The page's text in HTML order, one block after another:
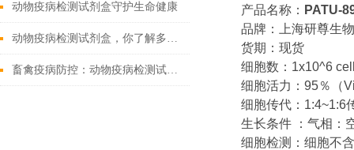
动物疫病检测试剂盒守护生命健康
动物疫病检测试剂盒，你了解多少？
畜禽疫病防控：动物疫病检测试剂盒的核心作用
产品名称： PATU-
品牌：上海研尊生物
货期：现货
细胞数：1x10^6
细胞活力：95％（
细胞传代：1:4~1:6
生长条件 ：气相：
细胞检测：细胞不